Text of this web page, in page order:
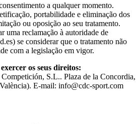
a qualquer momento.
portabilidade e eliminação dos
ou oposição ao seu tratamento.
uma reclamação à autoridade de
se considerar que o tratamento não
com a legislação em vigor.
os seus direitos:
S.L.. Plaza de la Concordia,
E-mail: info@cdc-sport.com